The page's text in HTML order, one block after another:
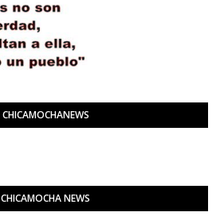
CHICAMOCHANEWS
CHICAMOCHA NEWS